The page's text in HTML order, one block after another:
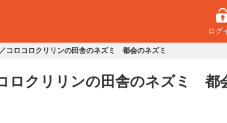
ログ
コロコロクリリンの田舎のネズミ 都会のネズミ
ロクリリンの田舎のネズミ 都